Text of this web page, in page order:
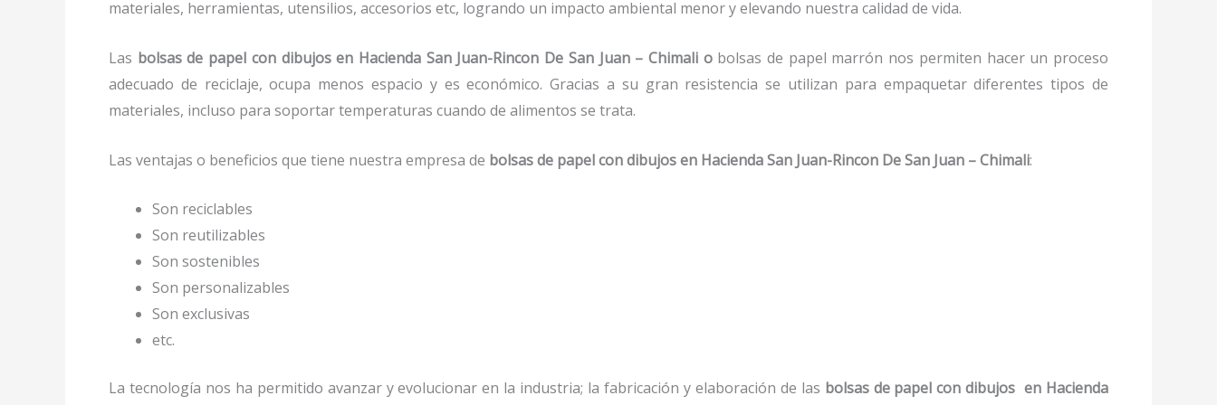
materiales, herramientas, utensilios, accesorios etc, logrando un impacto ambiental menor y elevando nuestra calidad de vida.
Las bolsas de papel con dibujos en Hacienda San Juan-Rincon De San Juan – Chimali obolsas de papel marrón nos permiten hacer un proceso
adecuado de reciclaje, ocupa menos espacio y es económico. Gracias a su gran resistencia se utilizan para empaquetar diferentes tipos de
materiales, incluso para soportar temperaturas cuando de alimentos se trata.
Las ventajas o beneficios que tiene nuestra empresa de bolsas de papel con dibujosen Hacienda San Juan-Rincon De San Juan – Chimali:
Son reciclables
Son reutilizables
Son sostenibles
Son personalizables
Son exclusivas
etc.
La tecnología nos ha permitido avanzar y evolucionar en la industria; la fabricación y elaboración de las bolsas de papel con dibujos en Hacienda